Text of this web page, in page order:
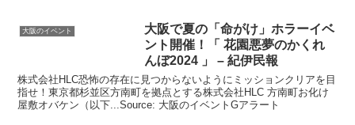
大阪のイベント 大阪で夏の「命がけ」ホラーイベ
ント 開催！「 花園悪夢のかくれ
んぼ2024 」 – 紀伊民報
株式会社HLC恐怖の存在に見つからないようにミッションクリアを目
指せ！東京都杉並区方南町を拠点とする株式会社HLC 方南町お化け
屋敷オバケン（以下...Source: 大阪のイベントGアラート